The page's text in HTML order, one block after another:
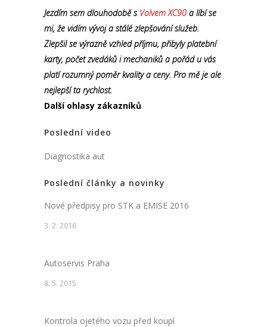
Jezdím sem dlouhodobě s Volvem XC90 a líbí se
mi, že vidím vývoj a stálé zlepšování služeb.
Zlepšil se výrazně vzhled příjmu, přibyly platební
karty, počet zvedáků i mechaniků a pořád u vás
platí rozumný poměr kvality a ceny. Pro mě je ale
nejlepší ta rychlost.
Další ohlasy zákazníků
Poslední video
Diagnostika aut
Poslední články a novinky
Nové předpisy pro STK a EMISE 2016
3. 2. 2016
Autoservis Praha
8. 5. 2015
Kontrola ojetého vozu před koupí